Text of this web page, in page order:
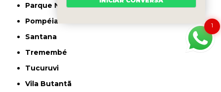
Parque Novo Mundo
Pompéia
Santana
Tremembé
Tucuruvi
Vila Butantã
1